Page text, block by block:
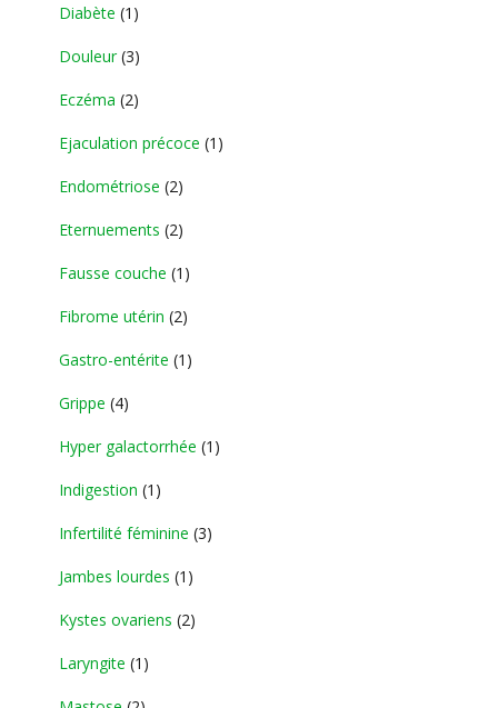
Diabète (1)
Douleur(3)
Eczéma (2)
Ejaculation précoce (1)
Endométriose (2)
Eternuements (2)
Fausse couche (1)
Fibrome utérin (2)
Gastro-entérite (1)
Grippe (4)
Hyper galactorrhée (1)
Indigestion (1)
Infertilité féminine (3)
Jambes lourdes (1)
Kystes ovariens (2)
Laryngite (1)